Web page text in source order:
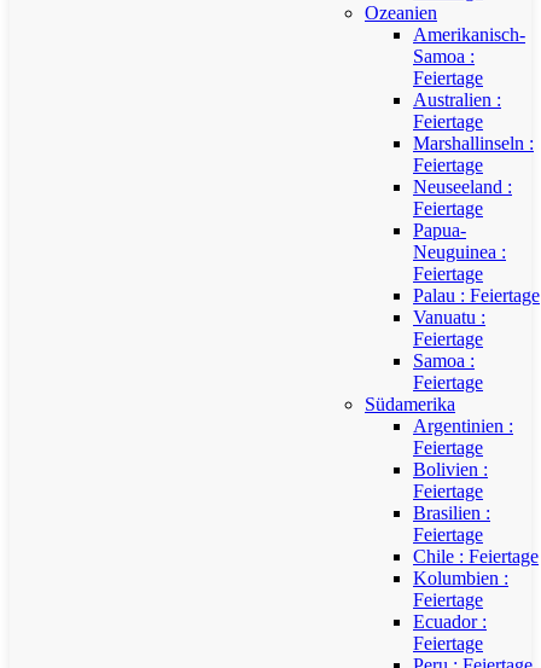
Ozeanien
Amerikanisch-
Samoa :
Feiertage
Australien :
Feiertage
Marshallinseln :
Feiertage
Neuseeland :
Feiertage
Papua-
Neuguinea :
Feiertage
Palau : Feiertage
Vanuatu :
Feiertage
Samoa :
Feiertage
Südamerika
Argentinien :
Feiertage
Bolivien :
Feiertage
Brasilien :
Feiertage
Chile : Feiertage
Kolumbien :
Feiertage
Ecuador :
Feiertage